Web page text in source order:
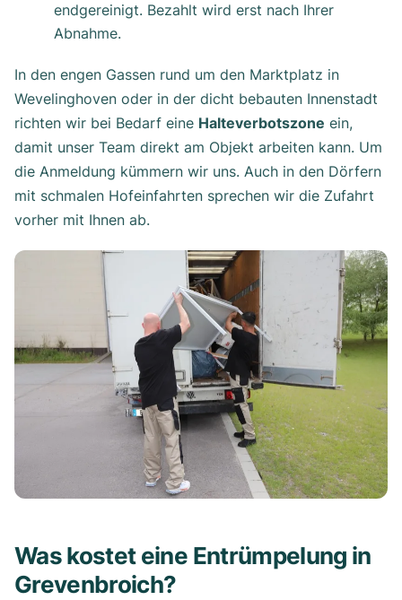
endgereinigt. Bezahlt wird erst nach Ihrer
Abnahme.
In den engen Gassen rund um den Marktplatz in
Wevelinghoven oder in der dicht bebauten Innenstadt
richten wir bei Bedarf eine Halteverbotszone ein,
damit unser Team direkt am Objekt arbeiten kann. Um
die Anmeldung kümmern wir uns. Auch in den Dörfern
mit schmalen Hofeinfahrten sprechen wir die Zufahrt
vorher mit Ihnen ab.
Was kostet eine Entrümpelung in
Grevenbroich?